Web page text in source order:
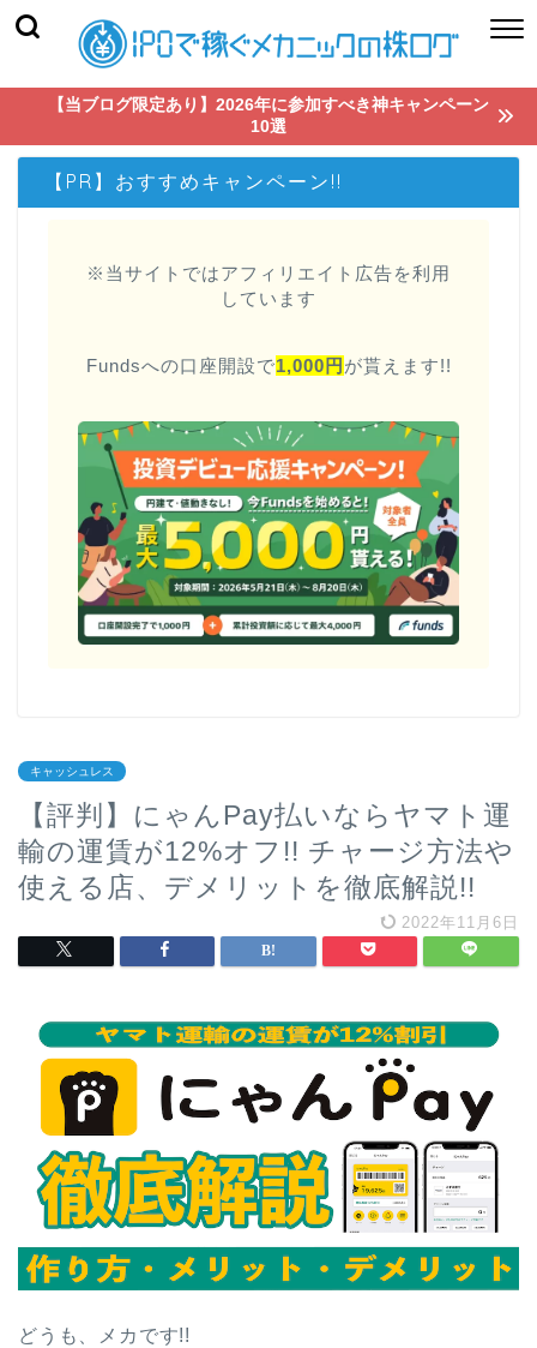
【当ブログ限定あり】2026年に参加すべき神キャンペーン
10選
【PR】おすすめキャンペーン!!
※当サイトではアフィリエイト広告を利用
しています
Fundsへの口座開設で1,000円 が貰えます!!
キャッシュレス
【評判】にゃんPay払いならヤマト運
輸の運賃が12%オフ!! チャージ方法や
使える店、デメリットを徹底解説!!
2022年11月6日
どうも、メカです!!